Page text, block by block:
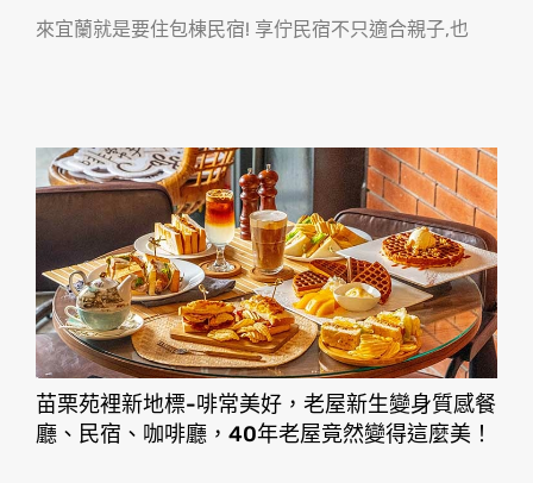
來宜蘭就是要住包棟民宿! 享佇民宿不只適合親子,也
苗栗苑裡新地標-啡常美好，老屋新生變身質感餐
廳、民宿、咖啡廳，40年老屋竟然變得這麼美！